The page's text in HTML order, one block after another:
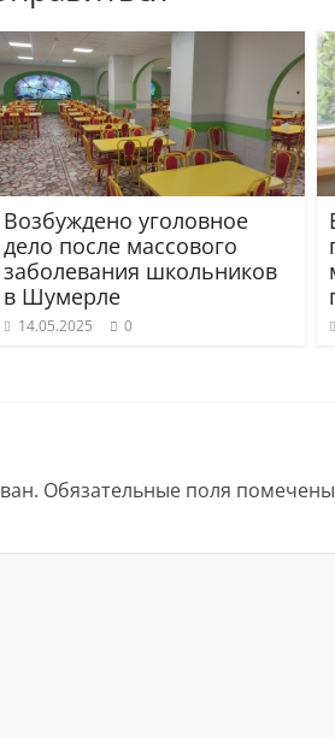
Возбуждено уголовное
дело после массового
заболевания школьников
в Шумерле
14.05.2025 0
Обязательные поля помечены